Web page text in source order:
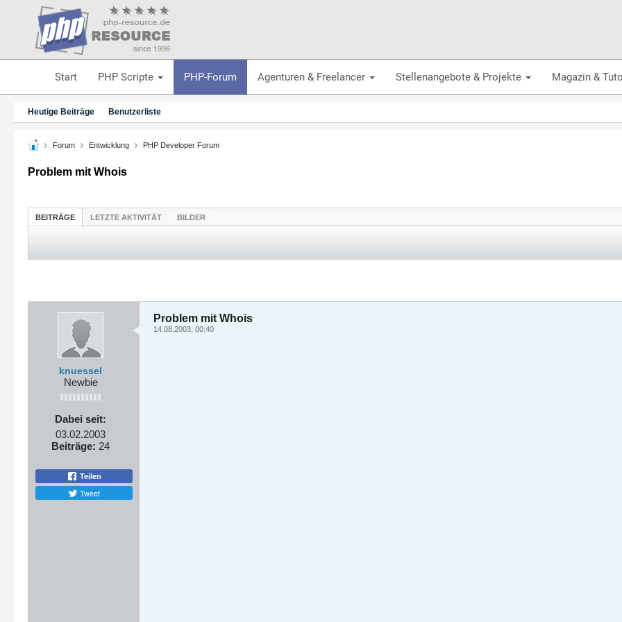
Start PHP Scripte PHP-Forum Agenturen & Freelancer Stellenangebote & Projekte Magazin &
Heutige Beiträge Benutzerliste
Forum Entwicklung PHP Developer Forum
Problem mit Whois
BEITRÄGE LETZTE AKTIVITÄT BILDER
knuessel
Newbie
Dabei seit:
03.02.2003
Beiträge: 24
Teilen
Tweet
Problem mit Whois
14.08.2003, 00:40